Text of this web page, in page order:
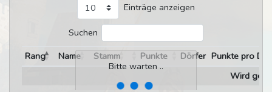
Einträge anzeigen
Suchen
Bitte warten ..
Rang Name Stamm Punkte Dörfer Punkte pro
Wird